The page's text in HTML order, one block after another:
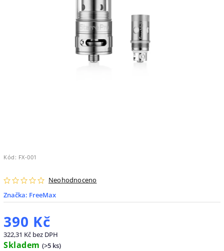
Kód: FX-001
Neohodnoceno
Značka: FreeMax
390 Kč
322,31 Kč bez DPH
Skladem (>5 ks)